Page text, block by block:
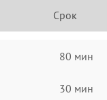
Срок
80 мин
30 мин